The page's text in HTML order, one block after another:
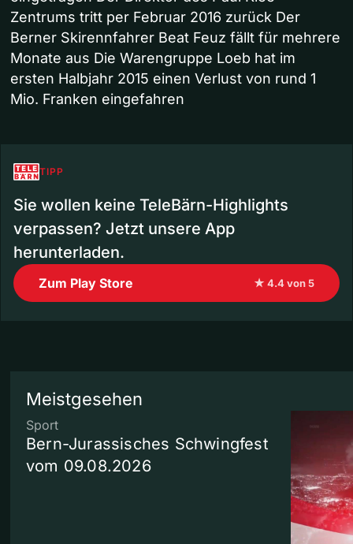
Zentrums tritt per Februar 2016 zurück Der
Berner Skirennfahrer Beat Feuz fällt für mehrere
Monate aus Die Warengruppe Loeb hat im
ersten Halbjahr 2015 einen Verlust von rund 1
Mio. Franken eingefahren
TIPP
Sie wollen keine TeleBärn-Highlights
verpassen? Jetzt unsere App
herunterladen.
Zum Play Store ★ 4.4 von 5
Meistgesehen
Sport
Bern-Jurassisches Schwingfest
vom 09.08.2026